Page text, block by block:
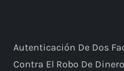
Autenticación De Dos
Contra El Robo De Dinero